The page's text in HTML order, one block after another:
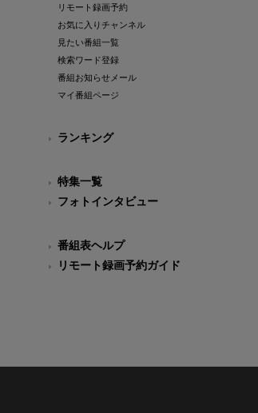
リモート録画予約
お気に入りチャンネル
見たい番組一覧
検索ワード登録
番組お知らせメール
マイ番組ページ
ランキング
特集一覧
フォトインタビュー
番組表ヘルプ
リモート録画予約ガイド